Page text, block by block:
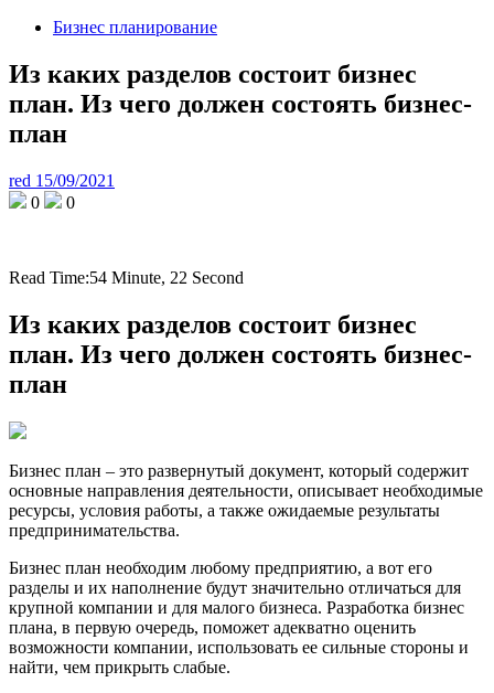
Бизнес планирование
Из каких разделов состоит бизнес
план. Из чего должен состоять бизнес-
план
red 15/09/2021
0
0
Read Time:54 Minute, 22 Second
Из каких разделов состоит бизнес
план. Из чего должен состоять бизнес-
план
Бизнес план – это развернутый документ, который содержит
основные направления деятельности, описывает необходимые
ресурсы, условия работы, а также ожидаемые результаты
предпринимательства.
Бизнес план необходим любому предприятию, а вот его
разделы и их наполнение будут значительно отличаться для
крупной компании и для малого бизнеса. Разработка бизнес
плана, в первую очередь, поможет адекватно оценить
возможности компании, использовать ее сильные стороны и
найти, чем прикрыть слабые.